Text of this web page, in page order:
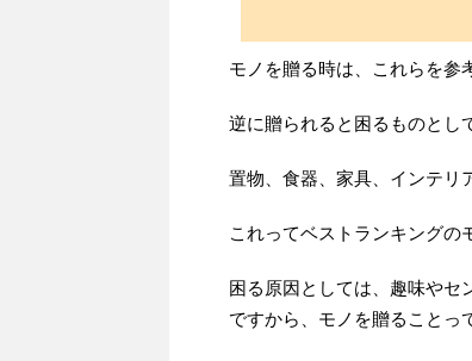
モノを贈る時は、これらを参
逆に贈られると困るものとし
置物、食器、家具、インテリ
これってベストランキングの
困る原因としては、趣味やセ
ですから、モノを贈ることっ